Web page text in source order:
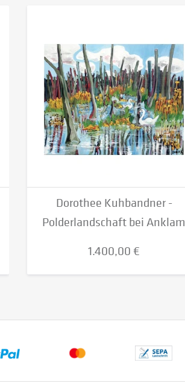
Dorothee Kuhbandner -
Polderlandschaft bei Anklam
1.400,00 €